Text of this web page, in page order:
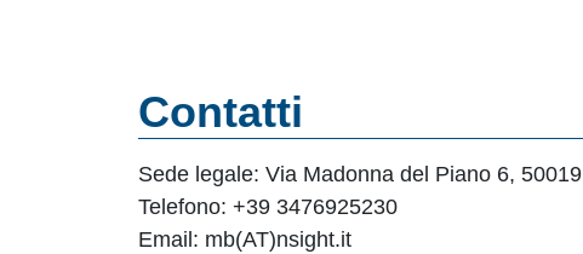
Contatti
Sede legale: Via Madonna del Piano 6,
Telefono: +39 3476925230
Email: mb(AT)nsight.it